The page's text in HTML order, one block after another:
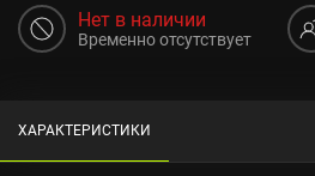
Нет в наличии
Временно отсутствует
ХАРАКТЕРИСТИКИ